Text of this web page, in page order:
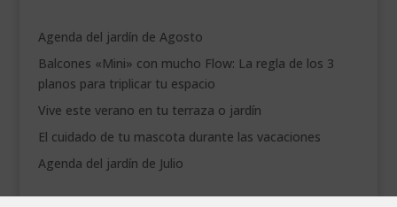
Agenda del jardín de Agosto
Balcones «Mini» con mucho Flow: La regla de los 3
planos para triplicar tu espacio
Vive este verano en tu terraza o jardín
El cuidado de tu mascota durante las vacaciones
Agenda del jardín de Julio